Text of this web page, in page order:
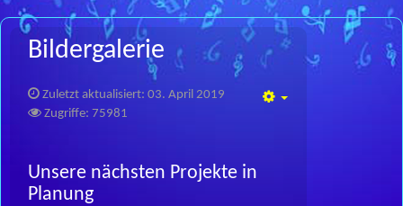
Bildergalerie
Zuletzt aktualisiert: 03. April 2019
Zugriffe: 75981
Unsere nächsten Projekte in
Planung